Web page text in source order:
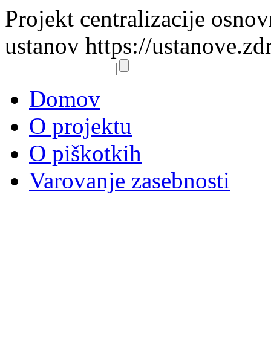
Projekt centralizacije
ustanov https://
Domov
O projektu
O piškotkih
Varovanje zasebnosti